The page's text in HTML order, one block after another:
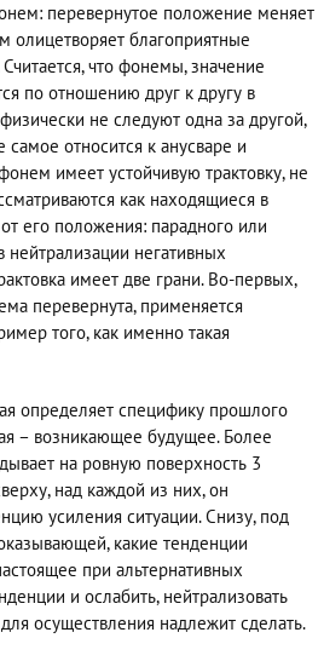
перевернутое положение меняет
олицетворяет благоприятные
что фонемы, значение
по отношению друг к другу в
не следуют одна за другой,
относится к анусваре и
имеет устойчивую трактовку, не
как находящиеся в
его положения: парадного или
негативных
имеет две грани. Во-первых,
перевернута, применяется
того, как именно такая
определяет специфику прошлого
– возникающее будущее. Более
на ровную поверхность 3
над каждой из них, он
усиления ситуации. Снизу, под
какие тенденции
при альтернативных
и ослабить, нейтрализовать
осуществления надлежит сделать.